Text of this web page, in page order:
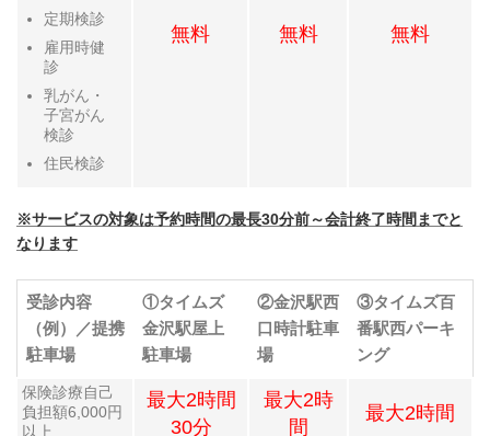
定期検診
雇用時健
診
乳がん・
子宮がん
検診
住民検診
無料 無料 無料
※サービスの対象は予約時間の最長30分前～会計終了時間までと
なります
受診内容
（例）／提携
駐車場
①タイムズ
金沢駅屋上
駐車場
②金沢駅西
口時計駐車
場
③タイムズ百
番駅西パーキ
ング
保険診療自己
負担額6,000円
以上
最大2時間
30分
最大2時
間
最大2時間